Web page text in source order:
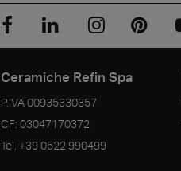
Ceramiche Refin Spa
P.IVA00935330357
CF: 03047170372
Tel. +39 0522 990499